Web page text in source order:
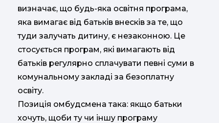
визначає, що будь-яка освітня програма,
яка вимагає від батьків внесків за те, що
туди залучать дитину, є незаконною. Це
стосується програм, які вимагають від
батьків регулярно сплачувати певні суми в
комунальному закладі за безоплатну
освіту.
Позиція омбудсмена така: якщо батьки
хочуть, щоби ту чи іншу програму